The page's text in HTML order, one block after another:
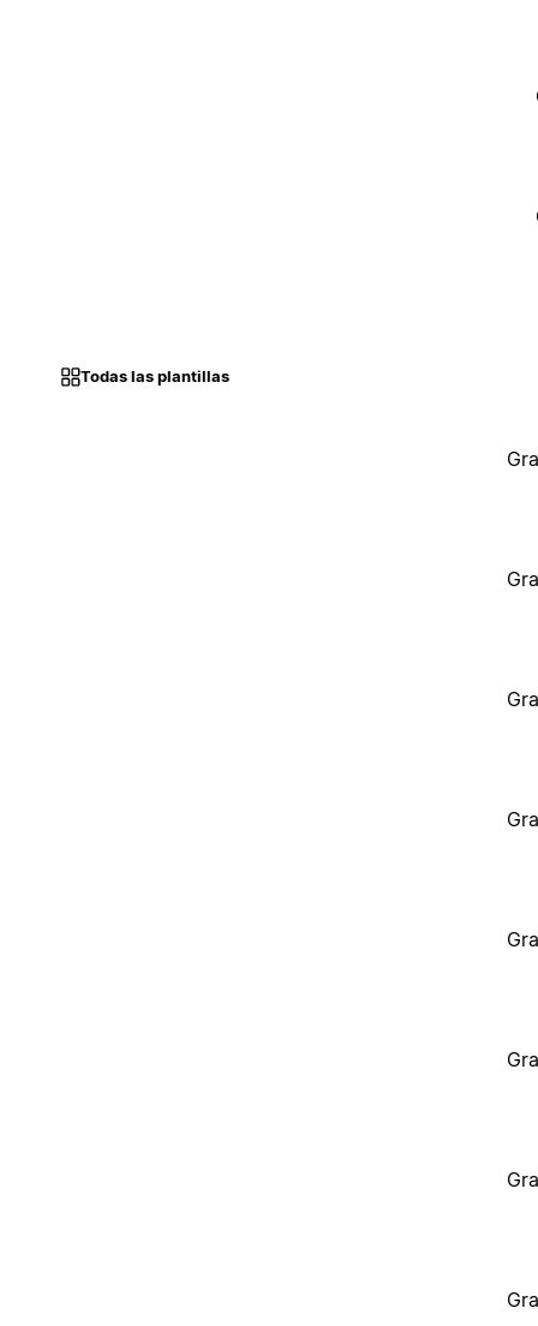
Todas las plantillas